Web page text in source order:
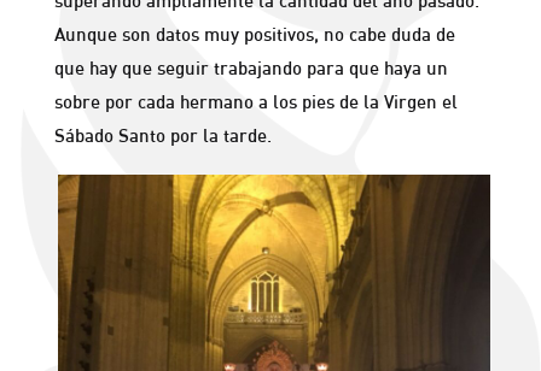
Aunque son datos muy positivos, no cabe duda de
que hay que seguir trabajando para que haya un
sobre por cada hermano a los pies de la Virgen el
Sábado Santo por la tarde.